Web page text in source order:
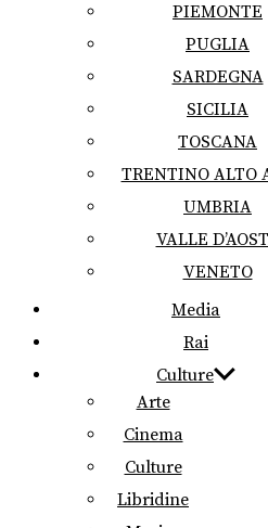
PIEMONTE
PUGLIA
SARDEGNA
SICILIA
TOSCANA
TRENTINO ALTO
UMBRIA
VALLE
VENETO
Media
Rai
Culture
Arte
Cinema
Culture
Libridine